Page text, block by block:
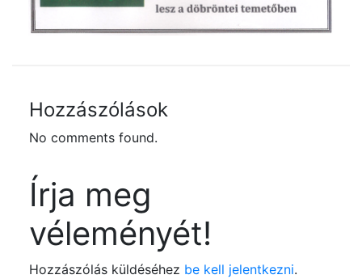
Hozzászólások
No comments found.
Írja meg
véleményét!
Hozzászólás küldéséhez be kell jelentkezni.